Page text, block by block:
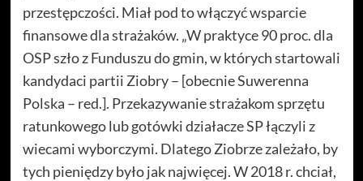
przestępczości. Miał pod to włączyć wsparcie
finansowe dla strażaków. „W praktyce 90 proc. dla
OSP szło z Funduszu do gmin, w których startowali
kandydaci partii Ziobry – [obecnie Suwerenna
Polska – red.]. Przekazywanie strażakom sprzętu
ratunkowego lub gotówki działacze SP łączyli z
wiecami wyborczymi. Dlatego Ziobrze zależało, by
tych pieniędzy było jak najwięcej. W 2018 r. chciał,